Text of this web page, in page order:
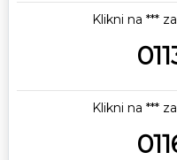
Klikni na ***
Klikni na ***